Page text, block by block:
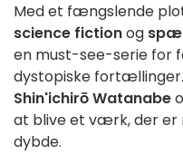
Med et fængslende
science fictionog
en must-see-serie for
dystopiske fortællinger.
Shin'ichirō Watanabe
at blive et værk, der er
dybde.